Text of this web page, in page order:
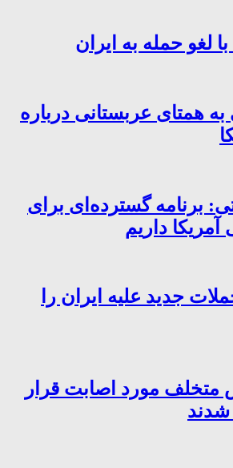
لغو حمله به ایران
همتای عربستانی درباره
برنامه گسترده‌ای برای
آمریکا داریم
جدید علیه ایران را
متخلف مورد اصابت قرار
شدند